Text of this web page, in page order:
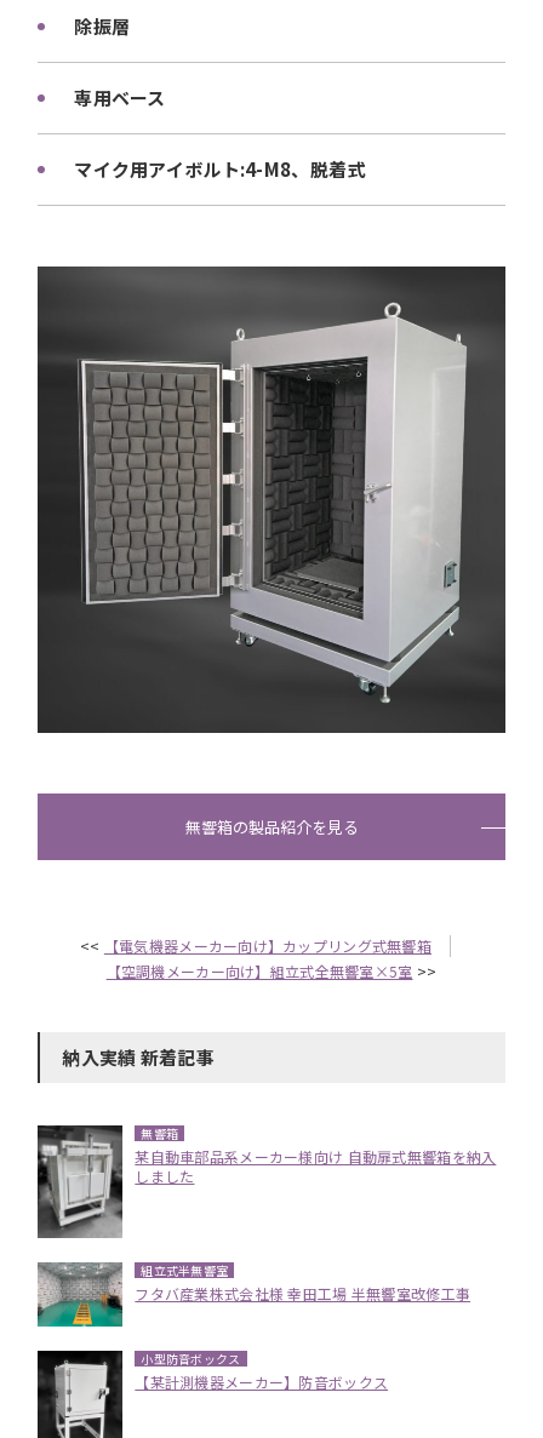
除振層
専用ベース
マイク用アイボルト:4-M8、脱着式
無響箱の製品紹介を見る
<<
【電気機器メーカー向け】カップリング式無響箱
【空調機メーカー向け】組立式全無響室×5室 >>
納入実績 新着記事
無響箱
某自動車部品系メーカー様向け 自動扉式無響箱を納入
しました
組立式半無響室
フタバ産業株式会社様 幸田工場 半無響室改修工事
小型防音ボックス
【某計測機器メーカー】防音ボックス